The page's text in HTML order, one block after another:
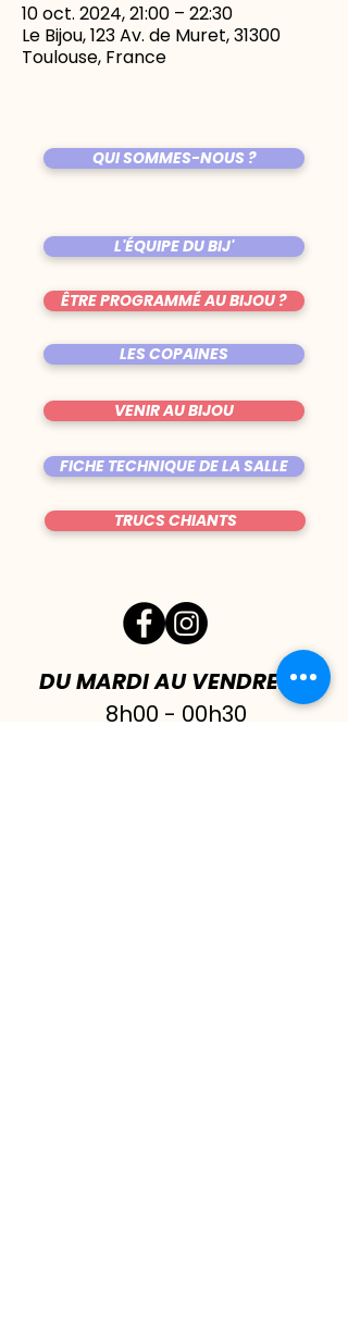
10 oct. 2024, 21:00 – 22:30
Le Bijou, 123 Av. de Muret, 31300
Toulouse, France
QUI SOMMES-NOUS ?
L'ÉQUIPE DU BIJ'
ÊTRE PROGRAMMÉ AU BIJOU ?
LES COPAINES
VENIR AU BIJOU
FICHE TECHNIQUE DE LA SALLE
TRUCS CHIANTS
DU MARDI AU VENDREDI|
8h00 - 00h30